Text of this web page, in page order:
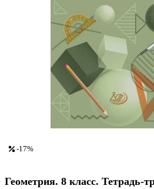
-17%
Геометрия. 8 класс. Тетрадь-